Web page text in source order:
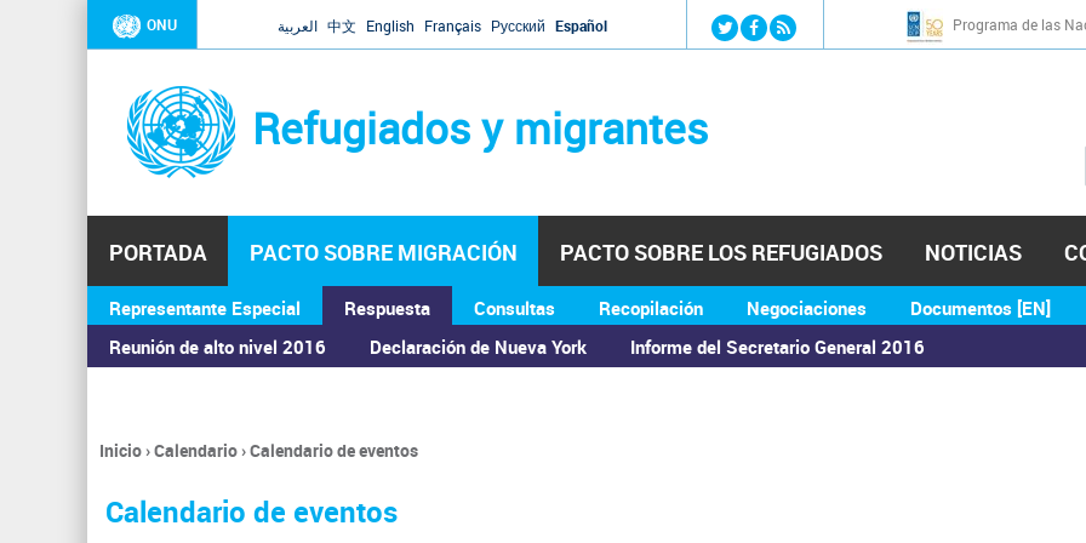
Jump to navigation
ONU العربية 中文 English Français Русский Español Programa de las
Refugiados y migrantes
PORTADA PACTO SOBRE MIGRACIÓN
Representante Especial
Respuesta
Reunión de alto nivel 2016
Declaración de Nueva York Informe del Secretario General 2016
Consultas Recopilación Negociaciones Documentos [EN]
PACTO SOBRE LOS REFUGIADOS NOTICIAS
ASAMBLEA GENERAL
Se
encuentra
usted
Inicio›Calendario›Calendario de eventos
Calendario de eventos